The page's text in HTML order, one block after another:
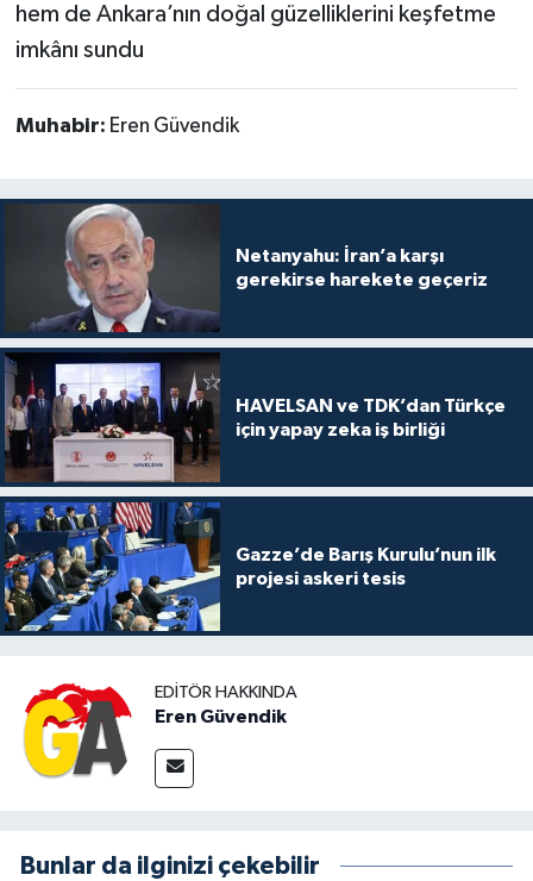
hem de Ankara’nın doğal güzelliklerini keşfetme
imkânı sundu
Muhabir: Eren Güvendik
Netanyahu: İran’a karşı
gerekirse harekete geçeriz
HAVELSAN ve TDK’dan Türkçe
için yapay zeka iş birliği
Gazze’de Barış Kurulu’nun ilk
projesi askeri tesis
EDITÖR HAKKINDA
Eren Güvendik
Bunlar da ilginizi çekebilir